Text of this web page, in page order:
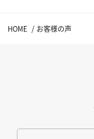
HOME お客様の声